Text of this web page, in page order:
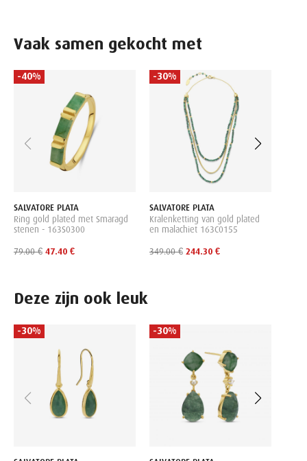
Vaak samen gekocht met
-40%
SALVATORE PLATA
Ring gold plated met Smaragd
stenen - 163S0300
79.00 € 47.40 €
-30%
SALVATORE PLATA
Kralenketting van gold plated
en malachiet 163C0155
349.00 € 244.30 €
Deze zijn ook leuk
-30% -30%